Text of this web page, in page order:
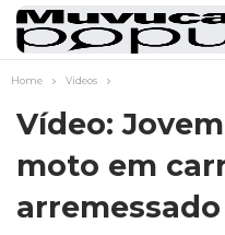
Home Videos
Vídeo:
moto em
arremessado